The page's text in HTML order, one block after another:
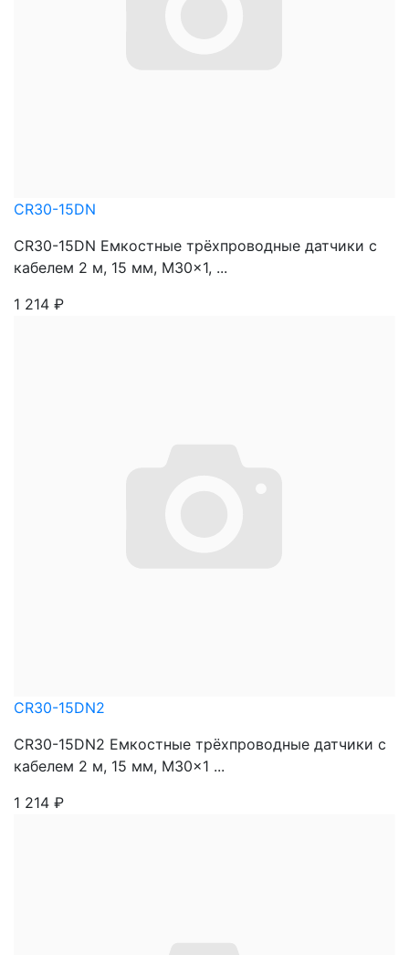
CR30-15DN
CR30-15DN Емкостные трёхпроводные датчики с
кабелем 2 м, 15 мм, M30x1, ...
1 214 ₽
CR30-15DN2
CR30-15DN2 Емкостные трёхпроводные датчики с
кабелем 2 м, 15 мм, M30x1 ...
1 214 ₽